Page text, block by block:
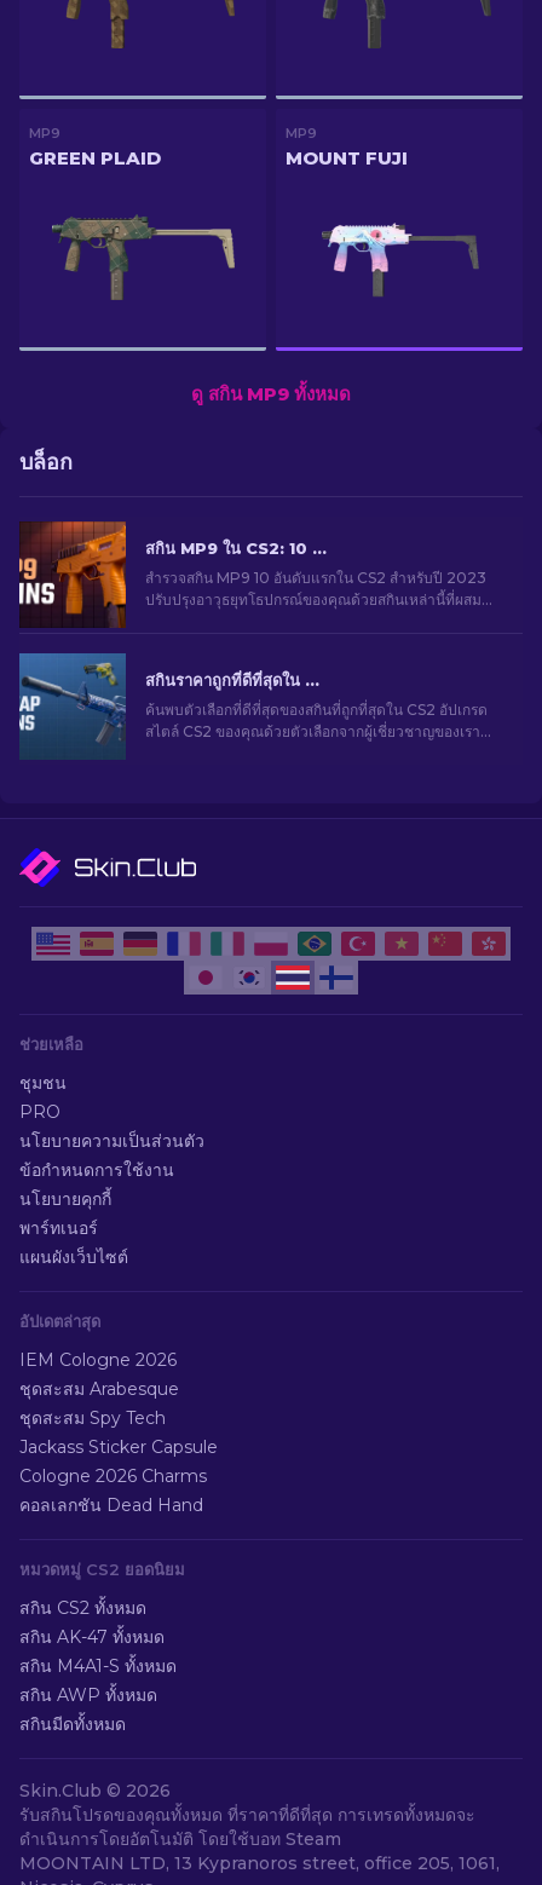
MP9
GREEN PLAID
MP9
MOUNT FUJI
ดู สกิน MP9 ทั้งหมด
บล็อก
สกิน MP9 ใน CS2: 10 อันดับจากแย่ที่สุดไปหาดีที่สุด
สํารวจสกิน MP9 10 อันดับแรกใน CS2 สําหรับปี 2023
ปรับปรุงอาวุธยุทโธปกรณ์ของคุณด้วยสกินเหล่านี้ที่ผสม
สกินราคาถูกที่ดีที่สุดใน CS2 [2026]
ค้นพบตัวเลือกที่ดีที่สุดของสกินที่ถูกที่สุดใน CS2 อัปเกรด
สไตล์ CS2 ของคุณด้วยตัวเลือกจากผู้เชี่ยวชาญของเรา
ช่วยเหลือ
ชุมชน
PRO
นโยบายความเป็นส่วนตัว
ข้อกำหนดการใช้งาน
นโยบายคุกกี้
พาร์ทเนอร์
แผนผังเว็บไซต์
อัปเดตล่าสุด
IEM Cologne 2026
ชุดสะสม Arabesque
ชุดสะสม Spy Tech
Jackass Sticker Capsule
Cologne 2026 Charms
คอลเลกชัน Dead Hand
หมวดหมู่ CS2 ยอดนิยม
สกิน CS2 ทั้งหมด
สกิน AK-47 ทั้งหมด
สกิน M4A1-S ทั้งหมด
สกิน AWP ทั้งหมด
สกินมีดทั้งหมด
Skin.Club © 2026
รับสกินโปรดของคุณทั้งหมด ที่ราคาที่ดีที่สุด การเทรดทั้งหมดจะ
ดำเนินการโดยอัตโนมัติ โดยใช้บอท Steam
MOONTAIN LTD, 13 Kypranoros street, office 205, 1061,